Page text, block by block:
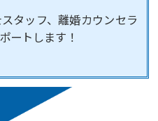
タッフ、離婚カウンセラ
ートします！